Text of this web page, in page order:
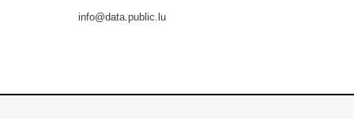
info@data.public.lu